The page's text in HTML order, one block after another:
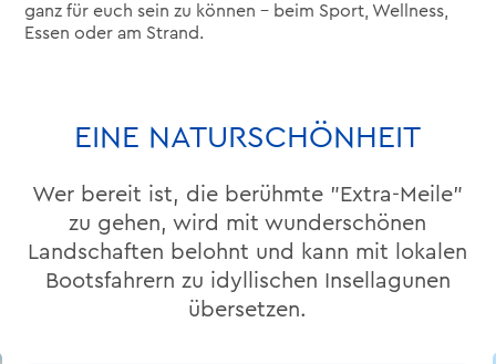
ganz für euch sein zu können – beim Sport, Wellness,
Essen oder am Strand.
EINE NATURSCHÖNHEIT
Wer bereit ist, die berühmte "Extra-Meile"
zu gehen, wird mit wunderschönen
Landschaften belohnt und kann mit lokalen
Bootsfahrern zu idyllischen Insellagunen
übersetzen.